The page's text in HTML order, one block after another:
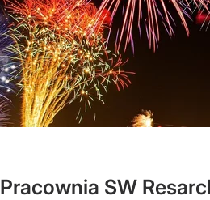
Pracownia SW